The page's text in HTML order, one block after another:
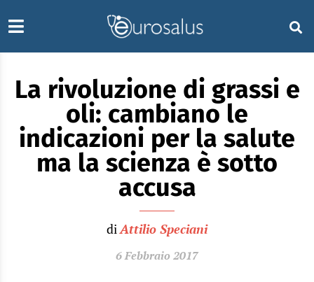
La rivoluzione di grassi e
oli: cambiano le
indicazioni per la salute
ma la scienza è sotto
accusa
diAttilio Speciani
6 Febbraio 2017